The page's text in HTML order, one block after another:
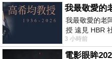
我最敬愛的老
授 遠見 HBR
老闆、遠見．
3 小時前
電影眼眸